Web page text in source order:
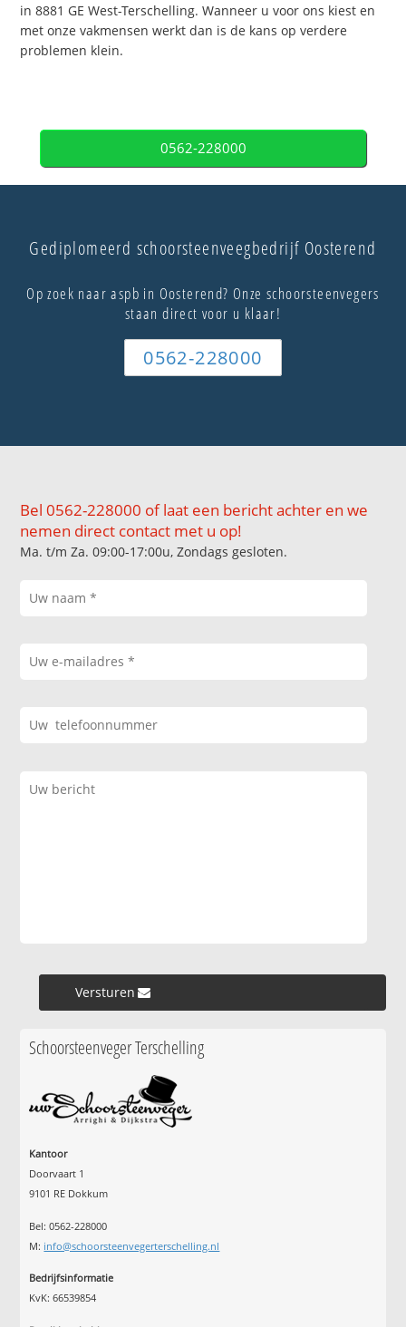
in 8881 GE West-Terschelling. Wanneer u voor ons kiest en
met onze vakmensen werkt dan is de kans op verdere
problemen klein.
0562-228000
Gediplomeerd schoorsteenveegbedrijf Oosterend
Op zoek naar aspb in Oosterend? Onze schoorsteenvegers
staan direct voor u klaar!
0562-228000
Bel 0562-228000 of laat een bericht achter en we
nemen direct contact met u op!
Ma. t/m Za. 09:00-17:00u, Zondags gesloten.
Versturen »
Schoorsteenveger Terschelling
Kantoor
Doorvaart 1
9101 RE Dokkum
Bel: 0562-228000
M: info@schoorsteenvegerterschelling.nl
Bedrijfsinformatie
KvK: 66539854